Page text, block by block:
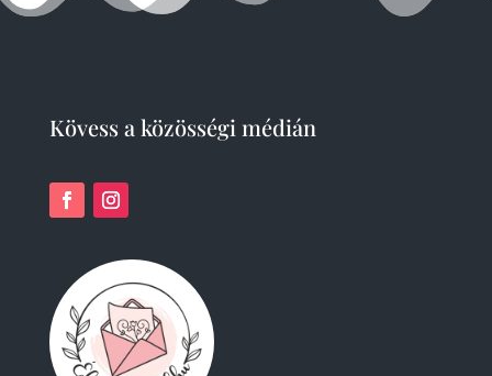
Kövess a közösségi médián